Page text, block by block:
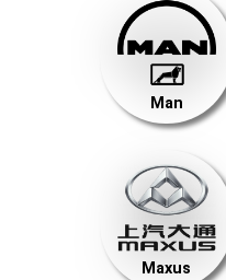
Man
Maxus